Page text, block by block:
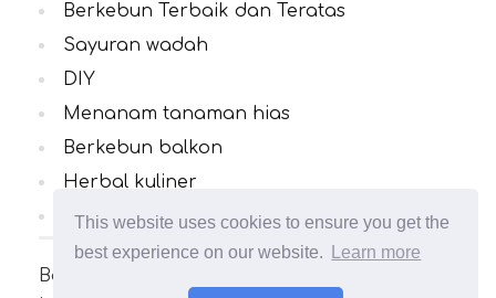
This website uses cookies to ensure you get the
best experience on our website.
Learn more
Banyak artikel menarik dan bermanfaat
Berkebun Terbaik dan Teratas
Sayuran wadah
DIY
Menanam tanaman hias
Berkebun balkon
Herbal kuliner
Semua Kategori